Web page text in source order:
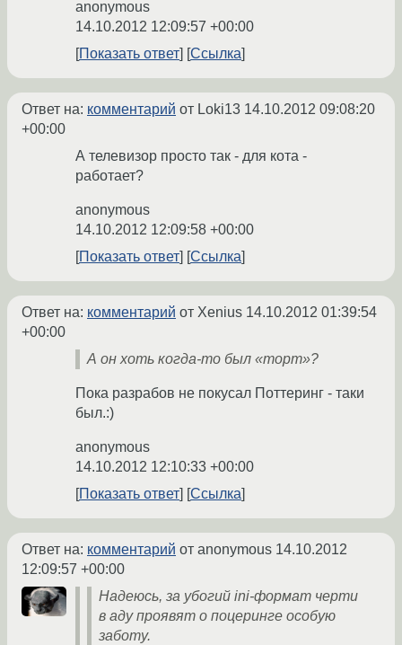
anonymous
14.10.2012 12:09:57 +00:00
Показать ответ
Ссылка
Ответ на: комментарий от Loki13 14.10.2012 09:08:20
+00:00
А телевизор просто так - для кота -
работает?
anonymous
14.10.2012 12:09:58 +00:00
Показать ответ
Ссылка
Ответ на: комментарий от Xenius 14.10.2012 01:39:54
+00:00
А он хоть когда-то был «торт»?
Пока разрабов не покусал Поттеринг - таки
был.:)
anonymous
14.10.2012 12:10:33 +00:00
Показать ответ
Ссылка
Ответ на: комментарий от anonymous 14.10.2012
12:09:57 +00:00
Надеюсь, за убогий ini-формат черти
в аду проявят о поцеринге особую
заботу.